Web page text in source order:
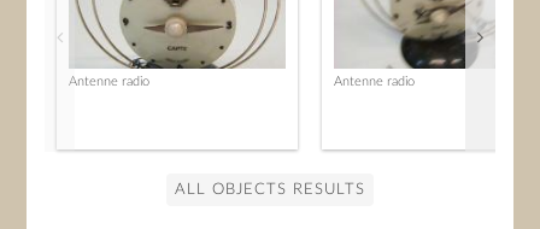
Antenne radio Antenne radio
ALL OBJECTS RESULTS